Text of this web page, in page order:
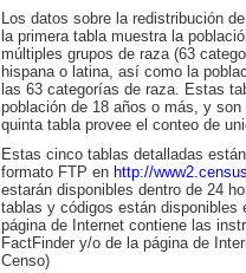
Los datos sobre la redistribución
la primera tabla muestra la
múltiples grupos de raza (63
hispana o latina, así como la
las 63 categorías de raza. Estas
población de 18 años o más, y
quinta tabla provee el conteo de
Estas cinco tablas detalladas
formato FTP en http://
estarán disponibles dentro de 24
tablas y códigos están disponibles
página de Internet contiene las
FactFinder y/o de la página de
Censo)